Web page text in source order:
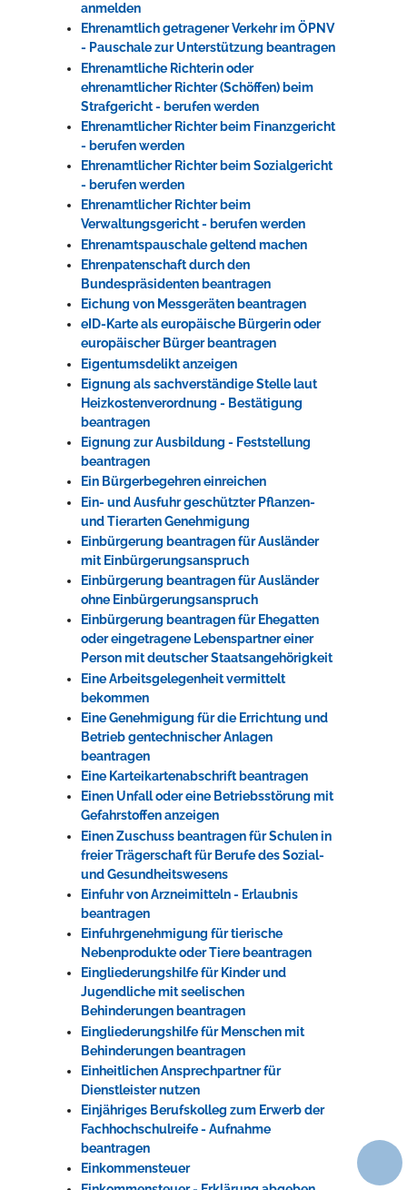
anmelden
Ehrenamtlich getragener Verkehr im ÖPNV
- Pauschale zur Unterstützung beantragen
Ehrenamtliche Richterin oder
ehrenamtlicher Richter (Schöffen) beim
Strafgericht - berufen werden
Ehrenamtlicher Richter beim Finanzgericht
- berufen werden
Ehrenamtlicher Richter beim Sozialgericht
- berufen werden
Ehrenamtlicher Richter beim
Verwaltungsgericht - berufen werden
Ehrenamtspauschale geltend machen
Ehrenpatenschaft durch den
Bundespräsidenten beantragen
Eichung von Messgeräten beantragen
eID-Karte als europäische Bürgerin oder
europäischer Bürger beantragen
Eigentumsdelikt anzeigen
Eignung als sachverständige Stelle laut
Heizkostenverordnung - Bestätigung
beantragen
Eignung zur Ausbildung - Feststellung
beantragen
Ein Bürgerbegehren einreichen
Ein- und Ausfuhr geschützter Pflanzen-
und Tierarten Genehmigung
Einbürgerung beantragen für Ausländer
mit Einbürgerungsanspruch
Einbürgerung beantragen für Ausländer
ohne Einbürgerungsanspruch
Einbürgerung beantragen für Ehegatten
oder eingetragene Lebenspartner einer
Person mit deutscher Staatsangehörigkeit
Eine Arbeitsgelegenheit vermittelt
bekommen
Eine Genehmigung für die Errichtung und
Betrieb gentechnischer Anlagen
beantragen
Eine Karteikartenabschrift beantragen
Einen Unfall oder eine Betriebsstörung mit
Gefahrstoffen anzeigen
Einen Zuschuss beantragen für Schulen in
freier Trägerschaft für Berufe des Sozial-
und Gesundheitswesens
Einfuhr von Arzneimitteln - Erlaubnis
beantragen
Einfuhrgenehmigung für tierische
Nebenprodukte oder Tiere beantragen
Eingliederungshilfe für Kinder und
Jugendliche mit seelischen
Behinderungen beantragen
Eingliederungshilfe für Menschen mit
Behinderungen beantragen
Einheitlichen Ansprechpartner für
Dienstleister nutzen
Einjähriges Berufskolleg zum Erwerb der
Fachhochschulreife - Aufnahme
beantragen
Einkommensteuer